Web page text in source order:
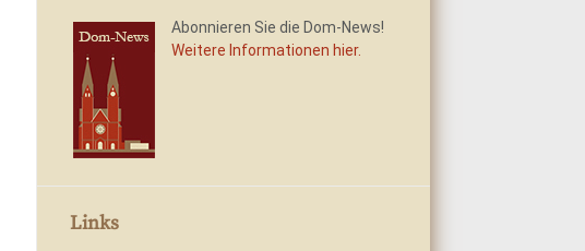
Abonnieren Sie die Dom-News!
Weitere Informationen hier.
Links